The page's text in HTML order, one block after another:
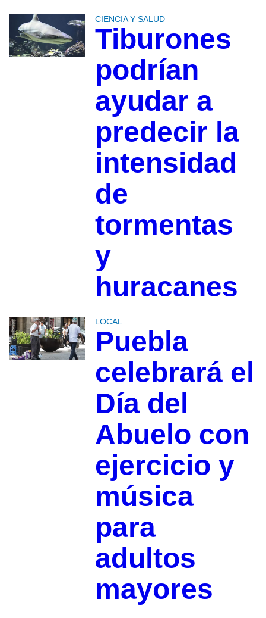
CIENCIA Y SALUD
Tiburones
podrían
ayudar a
predecir la
intensidad
de
tormentas
y
huracanes
LOCAL
Puebla
celebrará el
Día del
Abuelo con
ejercicio y
música
para
adultos
mayores